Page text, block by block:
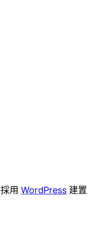
用WordPress 建置